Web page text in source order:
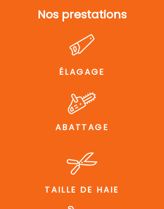
Nos prestations
ÉLAGAGE
ABATTAGE
TAILLE DE HAIE